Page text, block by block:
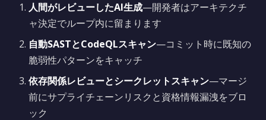
人間がレビューしたAI生成—開発者はアーキテクチ
ャ決定でループ内に留まります
自動SASTとCodeQLスキャン—コミット時に既知の
脆弱性パターンをキャッチ
依存関係レビューとシークレットスキャン—マージ
前にサプライチェーンリスクと資格情報漏洩をブロ
ック